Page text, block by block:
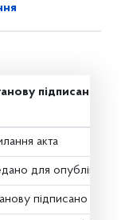
підписано
акта
для
підписано